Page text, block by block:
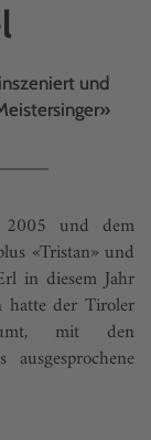
und
2005 und dem
«Tristan» und
in diesem Jahr
hatte der Tiroler
mit den